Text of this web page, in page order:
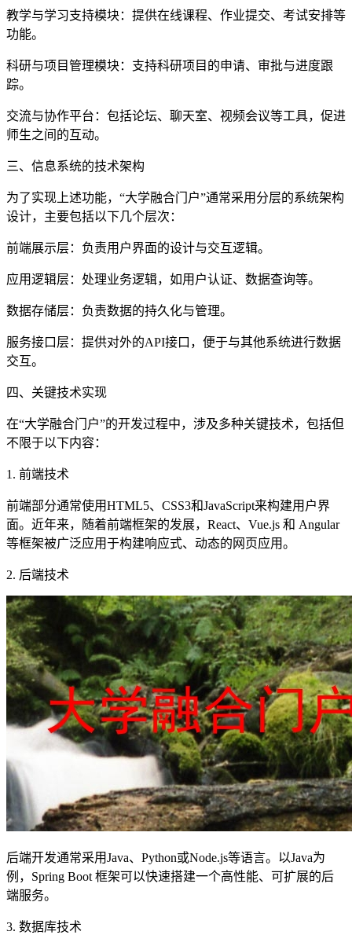
教学与学习支持模块：提供在线课程、作业提交、考试安排等
功能。
科研与项目管理模块：支持科研项目的申请、审批与进度跟
踪。
交流与协作平台：包括论坛、聊天室、视频会议等工具，促进
师生之间的互动。
三、信息系统的技术架构
为了实现上述功能，“大学融合门户”通常采用分层的系统架构
设计，主要包括以下几个层次：
前端展示层：负责用户界面的设计与交互逻辑。
应用逻辑层：处理业务逻辑，如用户认证、数据查询等。
数据存储层：负责数据的持久化与管理。
服务接口层：提供对外的API接口，便于与其他系统进行数据
交互。
四、关键技术实现
在“大学融合门户”的开发过程中，涉及多种关键技术，包括但
不限于以下内容：
1. 前端技术
前端部分通常使用HTML5、CSS3和JavaScript来构建用户界
面。近年来，随着前端框架的发展，React、Vue.js 和 Angular
等框架被广泛应用于构建响应式、动态的网页应用。
2. 后端技术
后端开发通常采用Java、Python或Node.js等语言。以Java为
例，Spring Boot 框架可以快速搭建一个高性能、可扩展的后
端服务。
3. 数据库技术